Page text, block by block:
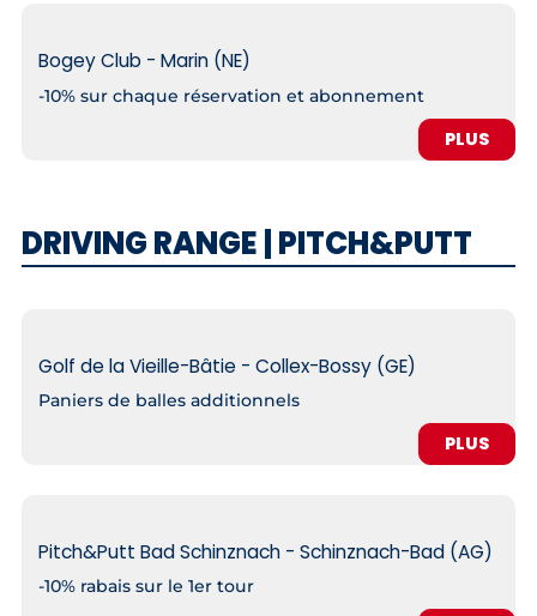
Bogey Club - Marin (NE)
-10% sur chaque réservation et abonnement
PLUS
DRIVING RANGE | PITCH&PUTT
Golf de la Vieille-Bâtie - Collex-Bossy (GE)
Paniers de balles additionnels
PLUS
Pitch&Putt Bad Schinznach - Schinznach-Bad (AG)
-10% rabais sur le 1er tour